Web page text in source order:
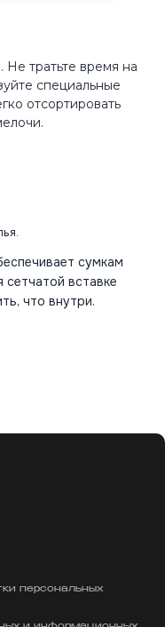
тратьте время на
специальные
отсортировать
сумкам
сетчатой вставке
что внутри.
персональных